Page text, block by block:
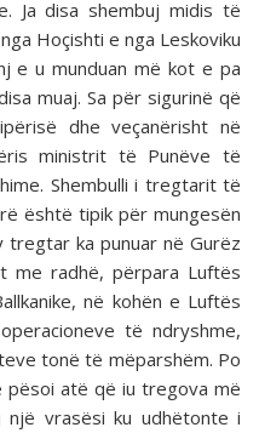
Ja disa shembuj midis të
Hoçishti e nga Les­koviku
e u munduan më kot e pa
muaj. Sa për sigurinë që
dhe veçanërisht në
ministrit të Punëve të
Shembulli i tregtarit të
është tipik për mungesën
ka punuar në Gurëz
radhë, përpara Luftës
në kohën e Luftës
të ndryshme,
tonë të mëparshëm. Po
pësoi atë që iu tregova më
vrasësi ku udhëtonte i